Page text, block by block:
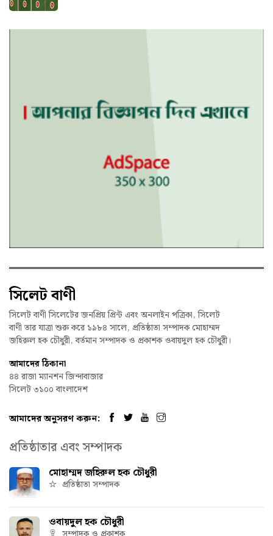
সিলেট বাণী
সিলেট বাণী সিলেটের জনপ্রিয় প্রিন্ট এবং অনলাইন পত্রিকা, সিলেট
বাণী তার যাত্রা শুরু করে ১৯৮৪ সালে, প্রতিষ্ঠাতা সম্পাদক মোহাম্মদ
জহিরুল হক চৌধুরী, বর্তমান সম্পাদক ও প্রকাশক ওবায়দুল হক চৌধুরী।
আমাদের ঠিকানা
৪৪ রাজা ম্যানশন জিন্দাবাজার
সিলেট ৩১০০ বাংলাদেশ
আমাদের অনুসরণ করুন:
প্রতিষ্ঠাতার এবং সম্পাদক
মোহাম্মদ জহিরুল হক চৌধুরী
প্রতিষ্ঠাতা সম্পাদক
ওবায়দুল হক চৌধুরী